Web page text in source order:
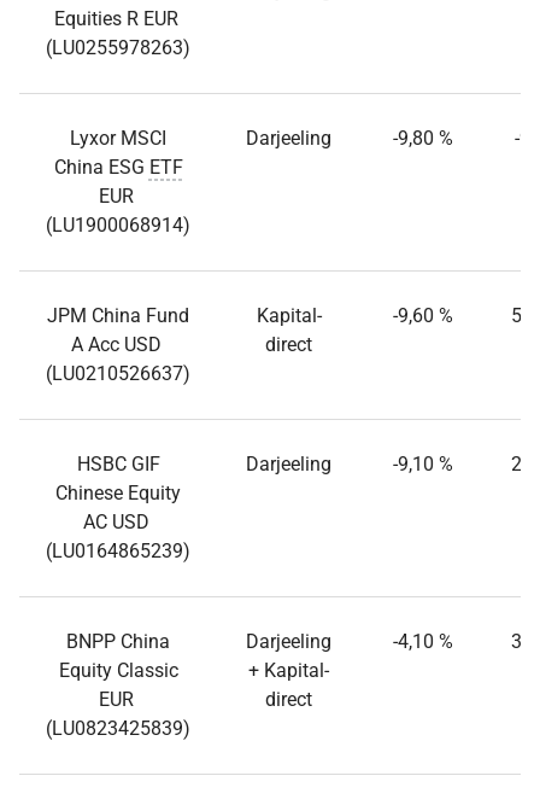
Equities R EUR
(LU0255978263)
Lyxor MSCI
China ESG ETF
EUR
(LU1900068914)
Darjeeling -9,80 % -
JPM China Fund
A Acc USD
(LU0210526637)
Kapital-
direct
-9,60 %
HSBC GIF
Chinese Equity
AC USD
(LU0164865239)
Darjeeling -9,10 %
BNPP China
Equity Classic
EUR
(LU0823425839)
Darjeeling
+ Kapital-
direct
-4,10 %